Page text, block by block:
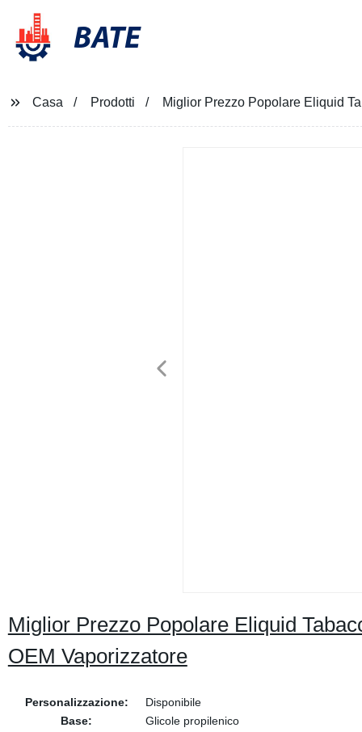
BATE
Casa Prodotti Miglior Prezzo Popolare Eliquid
Miglior Prezzo Popolare Eliquid
OEM Vaporizzatore
Personalizzazione:
Disponibile
Base:
Glicole propilenico